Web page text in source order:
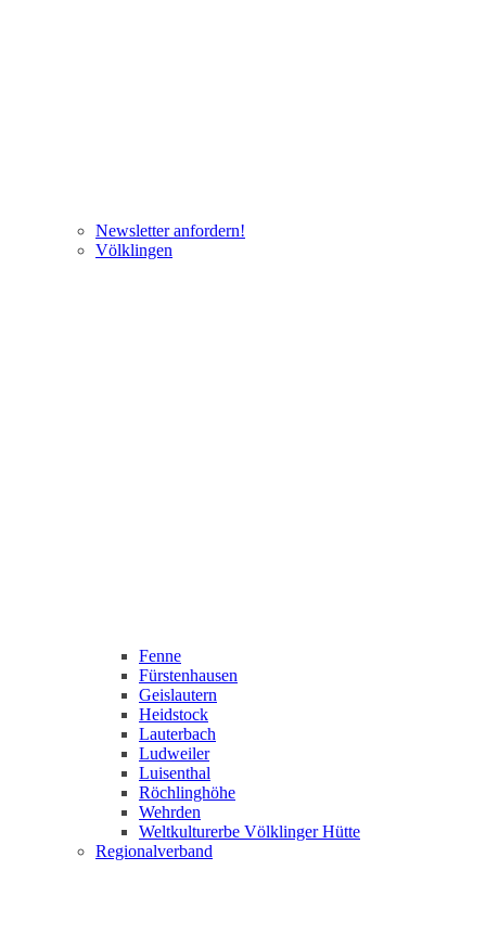
Newsletter anfordern!
Völklingen
Fenne
Fürstenhausen
Geislautern
Heidstock
Lauterbach
Ludweiler
Luisenthal
Röchlinghöhe
Wehrden
Weltkulturerbe Völklinger Hütte
Regionalverband